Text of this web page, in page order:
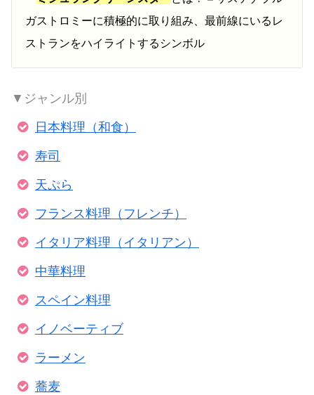
ガストロミーに積極的に取り組み、最前線にいるレ
ストランをハイライトするシンボル
▼ジャンル別
日本料理（和食）
寿司
天ぷら
フランス料理（フレンチ）
イタリア料理（イタリアン）
中華料理
スペイン料理
イノベーティブ
ラーメン
蕎麦